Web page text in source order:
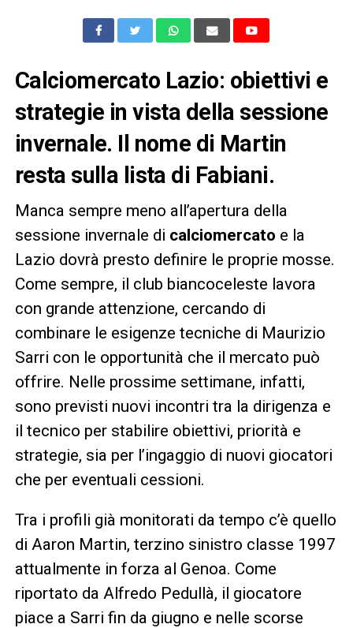
Calciomercato Lazio: obiettivi e
strategie in vista della sessione
invernale. Il nome di Martin
resta sulla lista di Fabiani.
Manca sempre meno all’apertura della
sessione invernale di calciomercato e la
Lazio dovrà presto definire le proprie mosse.
Come sempre, il club biancoceleste lavora
con grande attenzione, cercando di
combinare le esigenze tecniche di Maurizio
Sarri con le opportunità che il mercato può
offrire. Nelle prossime settimane, infatti,
sono previsti nuovi incontri tra la dirigenza e
il tecnico per stabilire obiettivi, priorità e
strategie, sia per l’ingaggio di nuovi giocatori
che per eventuali cessioni.
Tra i profili già monitorati da tempo c’è quello
di Aaron Martin, terzino sinistro classe 1997
attualmente in forza al Genoa. Come
riportato da Alfredo Pedullà, il giocatore
piace a Sarri fin da giugno e nelle scorse